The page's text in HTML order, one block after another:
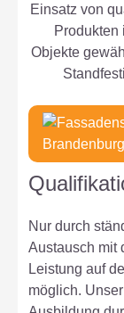
Einsatz von
Produkten
Objekte
Nur durch
Austausch mit
Leistung auf
möglich.